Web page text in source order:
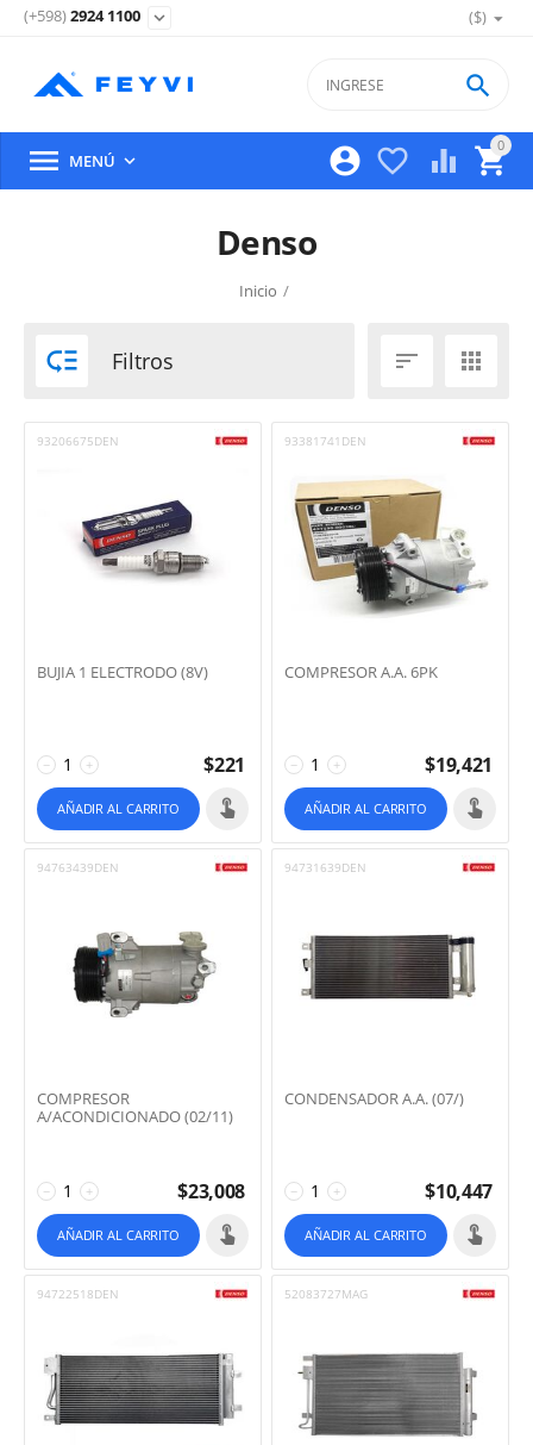
($)
(+598)2924 1100 expand_more
0

 


 MENÚ 
Denso
Inicio /
 Filtros  
93206675DEN
BUJIA 1 ELECTRODO (8V)
+
− $221
AÑADIR AL CARRITO
93381741DEN
COMPRESOR A.A. 6PK
+
− $19,421
AÑADIR AL CARRITO
94763439DEN
COMPRESOR
A/ACONDICIONADO (02/11)
+
− $23,008
AÑADIR AL CARRITO
94731639DEN
CONDENSADOR A.A. (07/)
+
− $10,447
AÑADIR AL CARRITO
94722518DEN 52083727MAG